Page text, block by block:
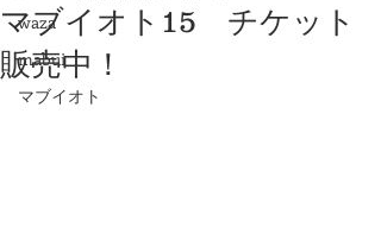
waza
mabui
マブイオト
マブイオト15 チケット
販売中！